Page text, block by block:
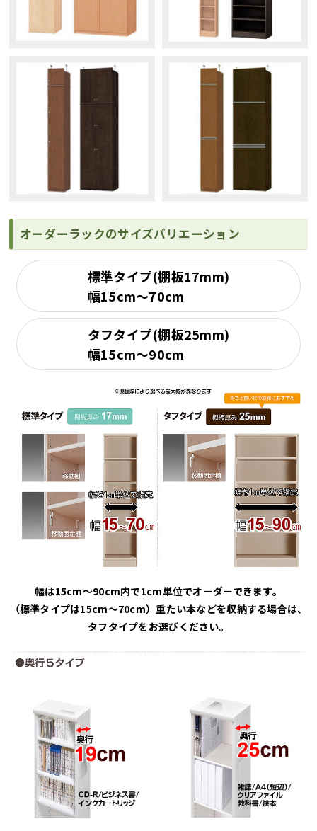
オーダーラックのサイズバリエーション
標準タイプ(棚板17mm)
幅15cm～70cm
タフタイプ(棚板25mm)
幅15cm～90cm
幅は15cm～90cm内で1cm単位でオーダーできます。
（標準タイプは15cm～70cm）重たい本などを収納する場合は、
タフタイプをお選びください。